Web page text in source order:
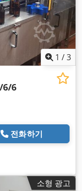
1 /3
6/6
전화하기
소형 광고